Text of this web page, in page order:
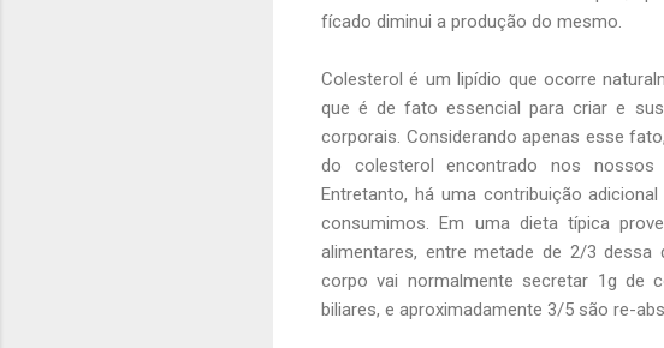
fícado diminui a produção do mesmo.
Colesterol é um lipídio que ocorre
que é de fato essencial para criar e
corporais. Considerando apenas esse
do colesterol encontrado nos
Entretanto, há uma contribuição
consumimos. Em uma dieta típica
alimentares, entre metade de 2/3 dessa
corpo vai normalmente secretar 1g de
biliares, e aproximadamente 3/5 são re-